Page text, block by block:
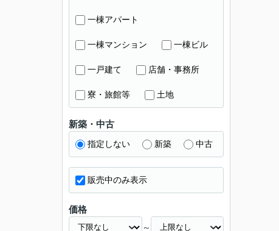
一棟アパート
一棟マンション 一棟ビル
一戸建て 店舗・事務所
寮・旅館等 土地
新築・中古
指定しない 新築 中古
販売中のみ表示
価格
～